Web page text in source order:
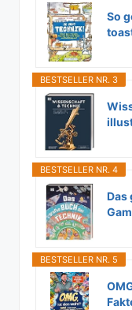
So
BESTSELLER NR. 3
BESTSELLER NR. 4
Das
BESTSELLER NR. 5